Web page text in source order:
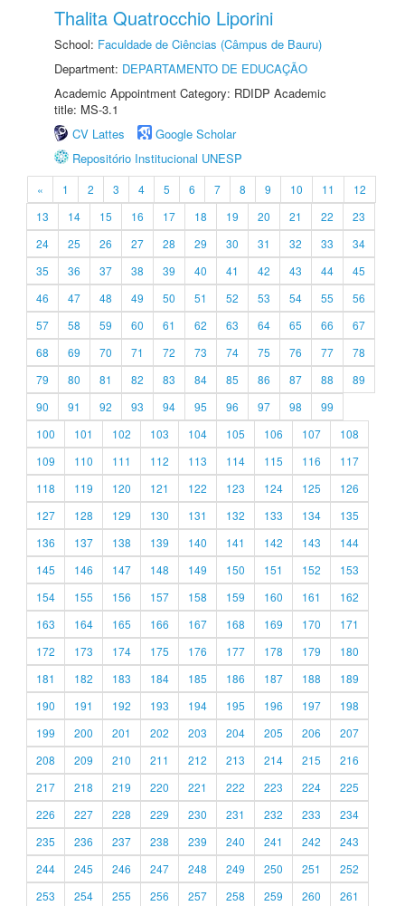
Thalita Quatrocchio Liporini
School: Faculdade de Ciências (Câmpus de Bauru)
Department: DEPARTAMENTO DE EDUCAÇÃO
Academic Appointment Category: RDIDP Academic
title: MS-3.1
CV Lattes
Google Scholar
Repositório Institucional UNESP
« 1 2 3 4 5 6 7 8 9 10 11
12
13
14 15 16 17 18 19 20 21 22
23
24
25 26 27 28 29 30 31 32 33
34
35
36 37 38 39 40 41 42 43 44
45
46
47 48 49 50 51 52 53 54 55
56
57
58 59 60 61 62 63 64 65 66
67
68
69 70 71 72 73 74 75 76 77
78
79
80 81 82 83 84 85 86 87 88
89
90
91 92 93 94 95 96 97 98
99
100
101 102 103 104 105 106 107
108
109
110 111 112 113 114 115 116
117
118
119 120 121 122 123 124 125
126
127
128 129 130 131 132 133 134
135
136
137 138 139 140 141 142 143
144
145
146 147 148 149 150 151 152
153
154
155 156 157 158 159 160 161
162
163
164 165 166 167 168 169 170
171
172
173 174 175 176 177 178 179
180
181
182 183 184 185 186 187 188
189
190
191 192 193 194 195 196 197
198
199
200 201 202 203 204 205 206
207
208
209 210 211 212 213 214 215
216
217
218 219 220 221 222 223 224
225
226
227 228 229 230 231 232 233
234
235
236 237 238 239 240 241 242
243
244
245 246 247 248 249 250 251
252
253
254 255 256 257 258 259 260 261